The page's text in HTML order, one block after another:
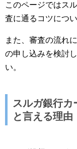
このページではス
査に通るコツにつ
また、審査の流れ
の申し込みを検討
い。
スルガ銀行カ
と言える理由